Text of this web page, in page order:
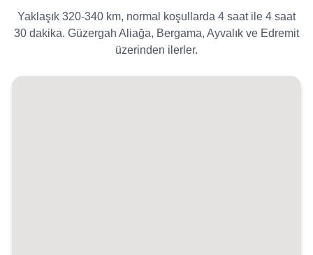
Yaklaşık 320-340 km, normal koşullarda 4 saat ile 4 saat
30 dakika. Güzergah Aliağa, Bergama, Ayvalık ve Edremit
üzerinden ilerler.